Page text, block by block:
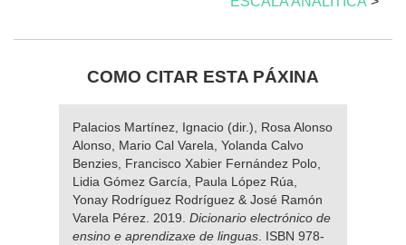
COMO CITAR ESTA PÁXINA
Palacios Martínez, Ignacio (dir.), Rosa Alonso
Alonso, Mario Cal Varela, Yolanda Calvo
Benzies, Francisco Xabier Fernández Polo,
Lidia Gómez García, Paula López Rúa,
Yonay Rodríguez Rodríguez & José Ramón
Varela Pérez. 2019. Dicionario electrónico de
ensino e aprendizaxe de linguas . ISBN 978-